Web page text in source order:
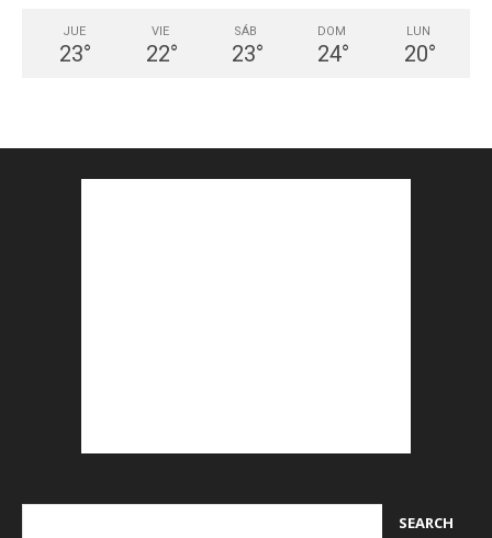
JUE
23°
VIE
22°
SÁB
23°
DOM
24°
LUN
20°